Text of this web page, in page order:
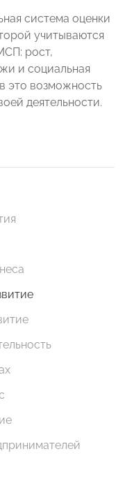
система оценки
учитываются
рост,
и социальная
это возможность
деятельности.